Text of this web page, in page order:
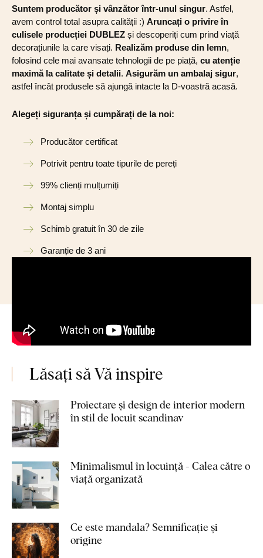
Suntem producător și vânzător într-unul singur. Astfel,
avem control total asupra calității :) Aruncați o privire în
culisele producției DUBLEZ și descoperiți cum prind viață
decorațiunile la care visați. Realizăm produse din lemn,
folosind cele mai avansate tehnologii de pe piață, cu atenție
maximă la calitate și detalii. Asigurăm un ambalaj sigur,
astfel încât produsele să ajungă intacte la D-voastră acasă.
Alegeți siguranța și cumpărați de la noi:
Producător certificat
Potrivit pentru toate tipurile de pereți
99% clienți mulțumiți
Montaj simplu
Schimb gratuit în 30 de zile
Garanție de 3 ani
Lăsați să Vă inspire
Proiectare și design de interior modern
în stil de locuit scandinav
Minimalismul în locuință - Calea către o
viață organizată
Ce este mandala? Semnificație și
origine